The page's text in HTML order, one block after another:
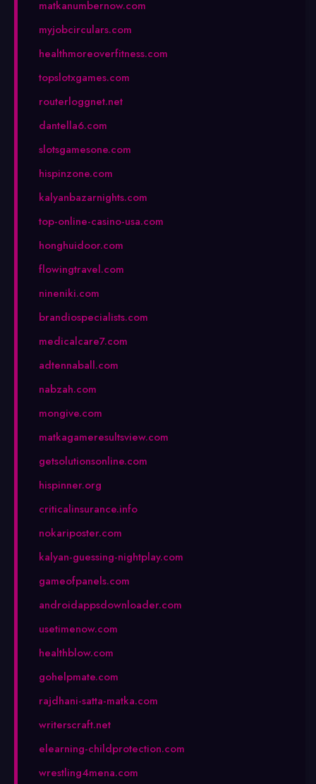
matkanumbernow.com
myjobcirculars.com
healthmoreoverfitness.com
topslotxgames.com
routerloggnet.net
dantella6.com
slotsgamesone.com
hispinzone.com
kalyanbazarnights.com
top-online-casino-usa.com
honghuidoor.com
flowingtravel.com
nineniki.com
brandiospecialists.com
medicalcare7.com
adtennaball.com
nabzah.com
mongive.com
matkagameresultsview.com
getsolutionsonline.com
hispinner.org
criticalinsurance.info
nokariposter.com
kalyan-guessing-nightplay.com
gameofpanels.com
androidappsdownloader.com
usetimenow.com
healthblow.com
gohelpmate.com
rajdhani-satta-matka.com
writerscraft.net
elearning-childprotection.com
wrestling4mena.com